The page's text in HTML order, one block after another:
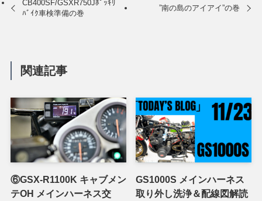
CB400SF/GSXR750Jﾎﾟｯｷﾘ
ﾊﾞｲｸ車検準備の巻
”南の島のアイアイ”の巻
関連記事
⑥GSX-R1100K キャブメン
テOH メインハーネス交
GS1000S メインハーネス
取り外し洗浄＆配線図解読